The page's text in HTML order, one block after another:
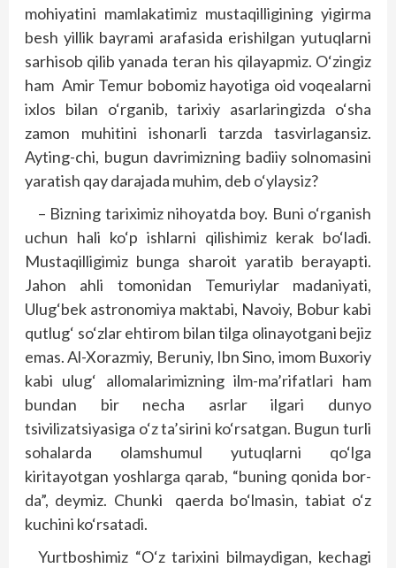
mohiyatini mamlakatimiz mustaqilligining yigirma
besh yillik bayrami arafasida erishilgan yutuqlarni
sarhisob qilib yanada teran his qilayapmiz. O‘zingiz
ham Amir Temur bobomiz hayotiga oid voqealarni
ixlos bilan o‘rganib, tarixiy asarlaringizda o‘sha
zamon muhitini ishonarli tarzda tasvirlagansiz.
Ayting-chi, bugun davrimizning badiiy solnomasini
yaratish qay darajada muhim, deb o‘ylaysiz?
– Bizning tariximiz nihoyatda boy. Buni o‘rganish
uchun hali ko‘p ishlarni qilishimiz kerak bo‘ladi.
Mustaqilligimiz bunga sharoit yaratib berayapti.
Jahon ahli tomonidan Temuriylar madaniyati,
Ulug‘bek astronomiya maktabi, Navoiy, Bobur kabi
qutlug‘ so‘zlar ehtirom bilan tilga olinayotgani bejiz
emas. Al-Xorazmiy, Beruniy, Ibn Sino, imom Buxoriy
kabi ulug‘ allomalarimizning ilm-ma’rifatlari ham
bundan bir necha asrlar ilgari dunyo
tsivilizatsiyasiga o‘z ta’sirini ko‘rsatgan. Bugun turli
sohalarda olamshumul yutuqlarni qo‘lga
kiritayotgan yoshlarga qarab, “buning qonida bor-
da”, deymiz. Chunki qaerda bo‘lmasin, tabiat o‘z
kuchini ko‘rsatadi.
Yurtboshimiz “O‘z tarixini bilmaydigan, kechagi